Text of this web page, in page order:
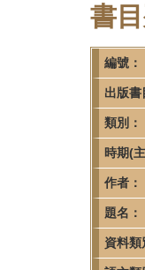
院-
臺
灣
史
研
究
所-
書
編號：
出版書
類別：
時期(
作者：
題名：
資料類